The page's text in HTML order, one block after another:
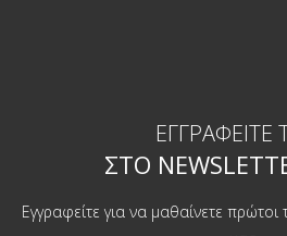
ΕΓΓΡΑΦΕΊΤΕ
ΣΤΟ
Εγγραφείτε για να μαθαίνετε